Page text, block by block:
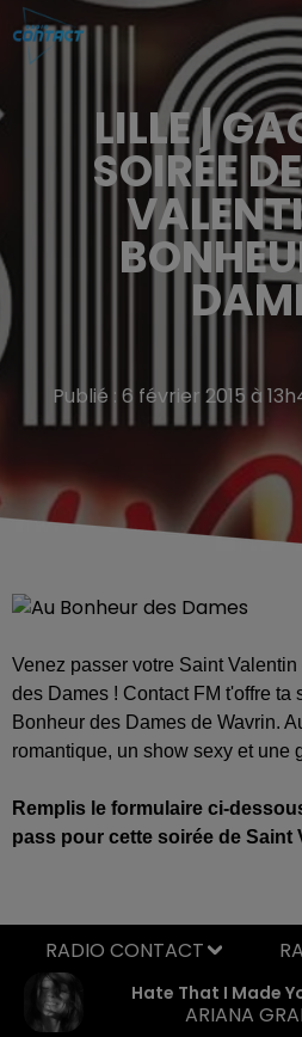
LILLE |
SOIRÉE
Publié : 6 février 2015 à
Venez passer votre Saint
des Dames ! Contact FM t'offre ta
Bonheur des Dames de Wavrin.
romantique, un show sexy et une
Remplis le formulaire ci-
pass pour cette soirée de Saint
Hate That I Made
ARIANA